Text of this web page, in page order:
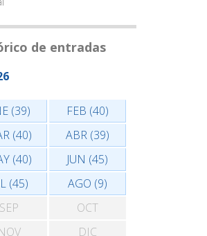
de entradas
(39)
FEB (40)
(40)
ABR (39)
(40)
JUN (45)
(45)
AGO (9)
SEP
OCT
DIC